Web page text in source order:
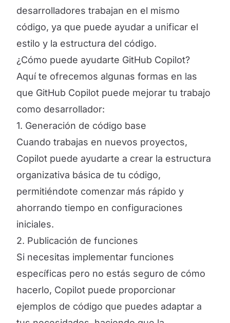
desarrolladores trabajan en el mismo
código, ya que puede ayudar a unificar el
estilo y la estructura del código.
¿Cómo puede ayudarte GitHub Copilot?
Aquí te ofrecemos algunas formas en las
que GitHub Copilot puede mejorar tu trabajo
como desarrollador:
1. Generación de código base
Cuando trabajas en nuevos proyectos,
Copilot puede ayudarte a crear la estructura
organizativa básica de tu código,
permitiéndote comenzar más rápido y
ahorrando tiempo en configuraciones
iniciales.
2. Publicación de funciones
Si necesitas implementar funciones
específicas pero no estás seguro de cómo
hacerlo, Copilot puede proporcionar
ejemplos de código que puedes adaptar a